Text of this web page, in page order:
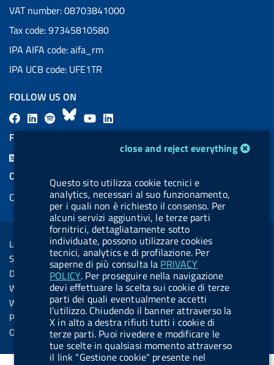
cookie management moduleclose and reject everything
Questo sito utilizza cookie tecnici e
analytics, necessari al suo funzionamento,
per i quali non è richiesto il consenso. Per
alcuni servizi aggiuntivi, le terze parti
fornitrici, dettagliatamente sotto
individuate, possono utilizzare cookies
tecnici, analytics e di profilazione. Per
saperne di più consulta la PRIVACY
POLICY. Per proseguire nella navigazione
devi effettuare la scelta sui cookie di terze
parti dei quali eventualmente accetti
l’utilizzo. Chiudendo il banner attraverso la
X in alto a destra rifiuti tutti i cookie di
terze parti. Puoi rivedere e modificare le
tue scelte in qualsiasi momento attraverso
il link "Gestione cookie" presente nel
VAT number: 08703841000
Tax code: 97345810580
IPA AIFA code: aifa_rm
IPA UCB code: UFE1TR
FOLLOW US ON
F
a
L
i
a
l
.
b
u
t
t
o
n
.
s
p
B
l
s
k
y
Y
o
u
b
e
i
e
d
i
n
FEED RSS
COOKIES
Cookie management
Sezione Link Utili
Legal notice
Social Media Policy
Dichiarazione di accessibilità
Web accessibility
Website statistics
Privacy
Online services